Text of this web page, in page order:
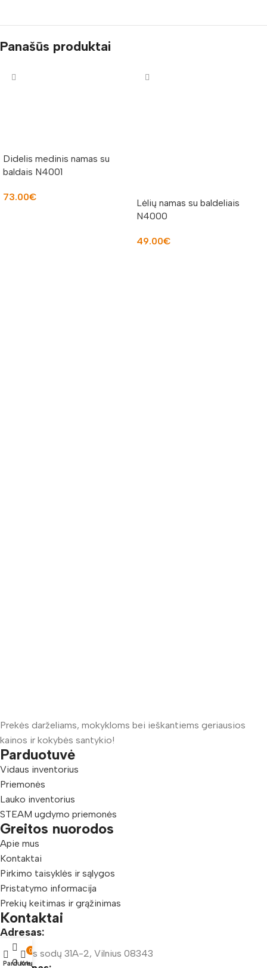
Panašūs produktai
Didelis medinis namas su
baldais N4001
73.00€
Lėlių namas su baldeliais
N4000
49.00€
Prekės darželiams, mokykloms bei ieškantiems geriausios
kainos ir kokybės santykio!
Parduotuvė
Vidaus inventorius
Priemonės
Lauko inventorius
STEAM ugdymo priemonės
Greitos nuorodos
Apie mus
Kontaktai
Pirkimo taisyklės ir sąlygos
Pristatymo informacija
Prekių keitimas ir grąžinimas
Kontaktai
Adresas:
Šeškinės sodų 31A-2, Vilnius 08343
Parduotuvė
0
0
Krepšelis